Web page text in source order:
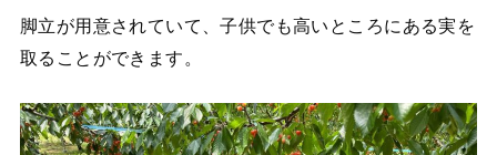
脚立が用意されていて、子供でも高いところにある実を
取ることができます。